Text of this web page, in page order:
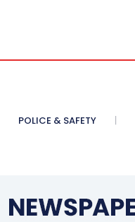
POLICE & SAFETY